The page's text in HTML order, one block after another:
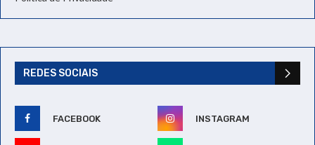
REDES SOCIAIS
FACEBOOK INSTAGRAM